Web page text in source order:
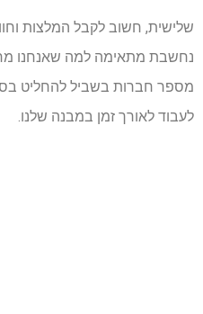
שלישית, חשוב לקבל המלצות
נחשבת מתאימה למה שאנחנו
מספר חברות בשביל להחליט
לעבוד לאורך זמן במבנה שלנו.